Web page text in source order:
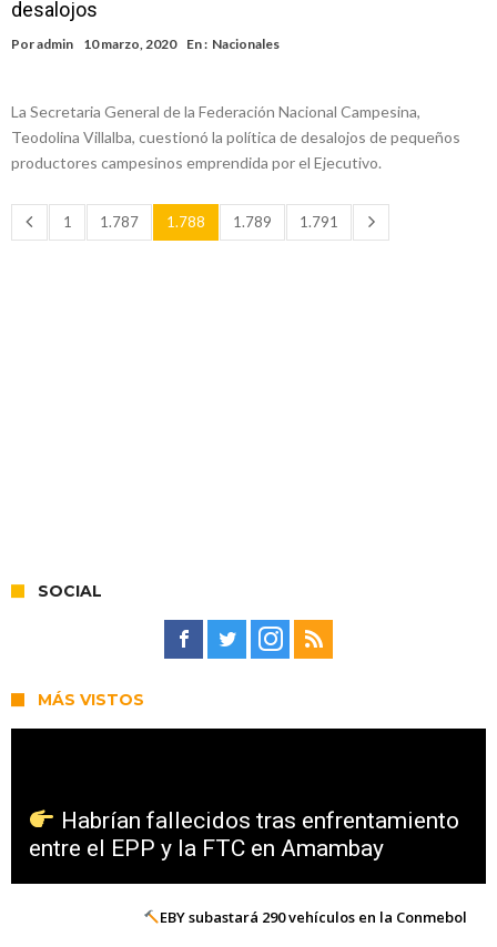
desalojos
Poradmin 10 marzo, 2020 En : Nacionales
La Secretaria General de la Federación Nacional Campesina,
Teodolina Villalba, cuestionó la política de desalojos de pequeños
productores campesinos emprendida por el Ejecutivo.
1 1.787 1.788 1.789 1.791
SOCIAL
MÁS VISTOS
Habrían fallecidos tras enfrentamiento
entre el EPP y la FTC en Amambay
EBY subastará 290 vehículos en la Conmebol